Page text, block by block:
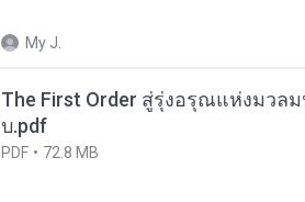
My J.
The First Order สู่รุ่งอรุณแห่งมวล
บ.pdf
PDF 72.8 MB